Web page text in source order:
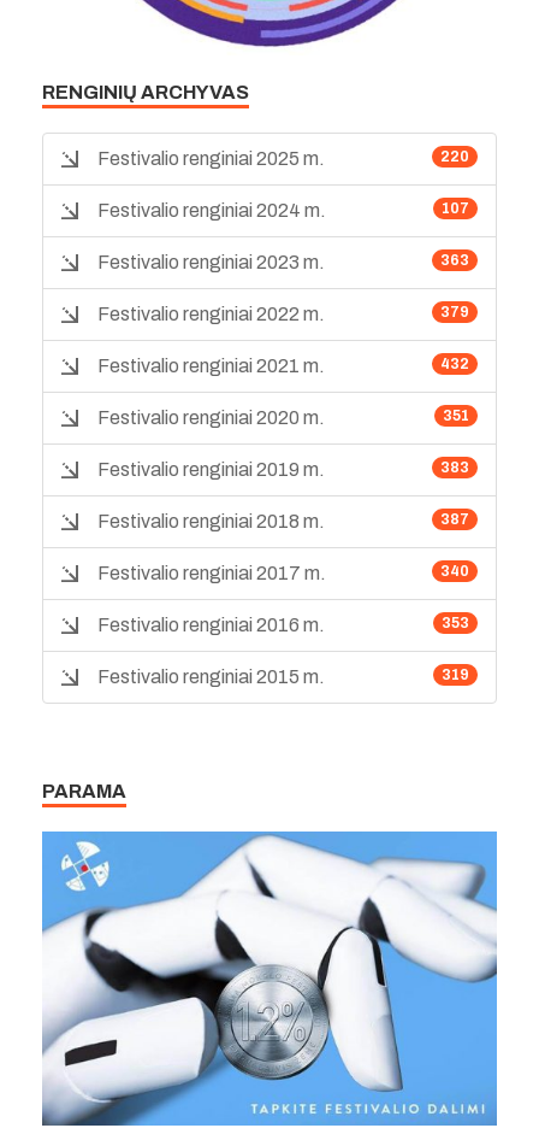
RENGINIŲ ARCHYVAS
220
Festivalio renginiai 2025 m.
107
Festivalio renginiai 2024 m.
363
Festivalio renginiai 2023 m.
379
Festivalio renginiai 2022 m.
432
Festivalio renginiai 2021 m.
351
Festivalio renginiai 2020 m.
383
Festivalio renginiai 2019 m.
387
Festivalio renginiai 2018 m.
340
Festivalio renginiai 2017 m.
353
Festivalio renginiai 2016 m.
319
Festivalio renginiai 2015 m.
PARAMA